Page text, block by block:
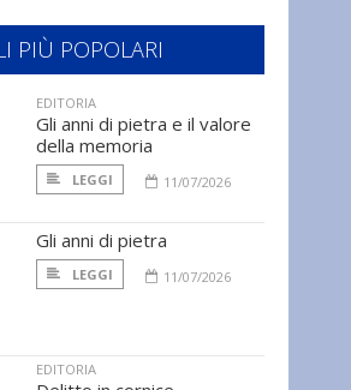
PIÙ POPOLARI
EDITORIA
Gli anni di pietra e il valore
della memoria
LEGGI 11/07/2026
Gli anni di pietra
LEGGI 11/07/2026
EDITORIA